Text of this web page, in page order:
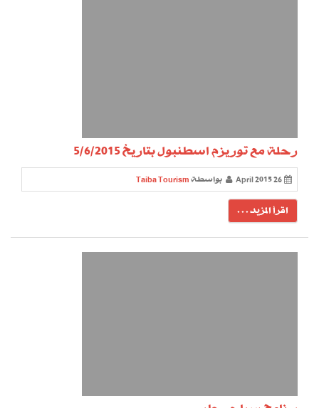
رحلة مع توريزم اسطنبول بتاريخ 5/6/2015
26 April 2015 بواسطةTaiba Tourism
اقرأ المزيد . . .